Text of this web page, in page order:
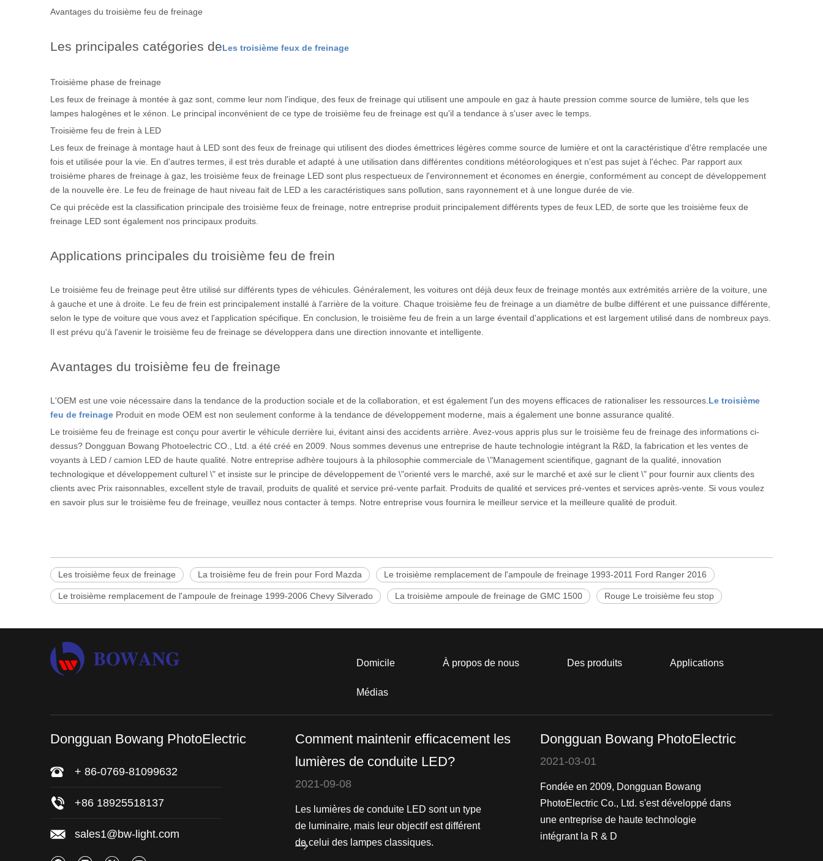
Avantages du troisième feu de freinage
Les principales catégories deLes troisième feux de freinage
Troisième phase de freinage
Les feux de freinage à montée à gaz sont, comme leur nom l'indique, des feux de freinage qui utilisent une ampoule en gaz à haute pression comme source de lumière, tels que les
lampes halogènes et le xénon. Le principal inconvénient de ce type de troisième feu de freinage est qu'il a tendance à s'user avec le temps.
Troisième feu de frein à LED
Les feux de freinage à montage haut à LED sont des feux de freinage qui utilisent des diodes émettrices légères comme source de lumière et ont la caractéristique d'être remplacée une
fois et utilisée pour la vie. En d'autres termes, il est très durable et adapté à une utilisation dans différentes conditions météorologiques et n'est pas sujet à l'échec. Par rapport aux
troisième phares de freinage à gaz, les troisième feux de freinage LED sont plus respectueux de l'environnement et économes en énergie, conformément au concept de développement
de la nouvelle ère. Le feu de freinage de haut niveau fait de LED a les caractéristiques sans pollution, sans rayonnement et à une longue durée de vie.
Ce qui précède est la classification principale des troisième feux de freinage, notre entreprise produit principalement différents types de feux LED, de sorte que les troisième feux de
freinage LED sont également nos principaux produits.
Applications principales du troisième feu de frein
Le troisième feu de freinage peut être utilisé sur différents types de véhicules. Généralement, les voitures ont déjà deux feux de freinage montés aux extrémités arrière de la voiture, une
à gauche et une à droite. Le feu de frein est principalement installé à l'arrière de la voiture. Chaque troisième feu de freinage a un diamètre de bulbe différent et une puissance différente,
selon le type de voiture que vous avez et l'application spécifique. En conclusion, le troisième feu de frein a un large éventail d'applications et est largement utilisé dans de nombreux pays.
Il est prévu qu'à l'avenir le troisième feu de freinage se développera dans une direction innovante et intelligente.
Avantages du troisième feu de freinage
L'OEM est une voie nécessaire dans la tendance de la production sociale et de la collaboration, et est également l'un des moyens efficaces de rationaliser les ressources. Le troisième
feu de freinage Produit en mode OEM est non seulement conforme à la tendance de développement moderne, mais a également une bonne assurance qualité.
Le troisième feu de freinage est conçu pour avertir le véhicule derrière lui, évitant ainsi des accidents arrière. Avez-vous appris plus sur le troisième feu de freinage des informations ci-
dessus? Dongguan Bowang Photoelectric CO., Ltd. a été créé en 2009. Nous sommes devenus une entreprise de haute technologie intégrant la R&D, la fabrication et les ventes de
voyants à LED / camion LED de haute qualité. Notre entreprise adhère toujours à la philosophie commerciale de \"Management scientifique, gagnant de la qualité, innovation
technologique et développement culturel \" et insiste sur le principe de développement de \"orienté vers le marché, axé sur le marché et axé sur le client \" pour fournir aux clients des
clients avec Prix ​​raisonnables, excellent style de travail, produits de qualité et service pré-vente parfait. Produits de qualité et services pré-ventes et services après-vente. Si vous voulez
en savoir plus sur le troisième feu de freinage, veuillez nous contacter à temps. Notre entreprise vous fournira le meilleur service et la meilleure qualité de produit.
Les troisième feux de freinage La troisième feu de frein pour Ford Mazda Le troisième remplacement de l'ampoule de freinage 1993-2011 Ford Ranger 2016
Le troisième remplacement de l'ampoule de freinage 1999-2006 Chevy Silverado La troisième ampoule de freinage de GMC 1500 Rouge Le troisième feu stop
Domicile À propos de nous Des produits Applications
Médias
Dongguan Bowang PhotoElectric
+ 86-0769-81099632
+86 18925518137
sales1@bw-light.com
Comment maintenir efficacement les
lumières de conduite LED?
2021-09-08
Les lumières de conduite LED sont un type
de luminaire, mais leur objectif est différent
de celui des lampes classiques.
Dongguan Bowang PhotoElectric
2021-03-01
Fondée en 2009, Dongguan Bowang
PhotoElectric Co., Ltd. s'est développé dans
une entreprise de haute technologie
intégrant la R & D